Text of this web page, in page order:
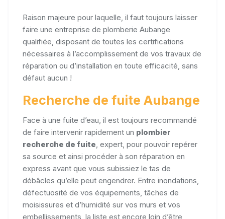
Raison majeure pour laquelle, il faut toujours laisser
faire une entreprise de plomberie Aubange
qualifiée, disposant de toutes les certifications
nécessaires à l’accomplissement de vos travaux de
réparation ou d’installation en toute efficacité, sans
défaut aucun !
Recherche de fuite Aubange
Face à une fuite d’eau, il est toujours recommandé
de faire intervenir rapidement un plombier
recherche de fuite , expert, pour pouvoir repérer
sa source et ainsi procéder à son réparation en
express avant que vous subissiez le tas de
débâcles qu’elle peut engendrer. Entre inondations,
défectuosité de vos équipements, tâches de
moisissures et d’humidité sur vos murs et vos
embellissements, la liste est encore loin d’être